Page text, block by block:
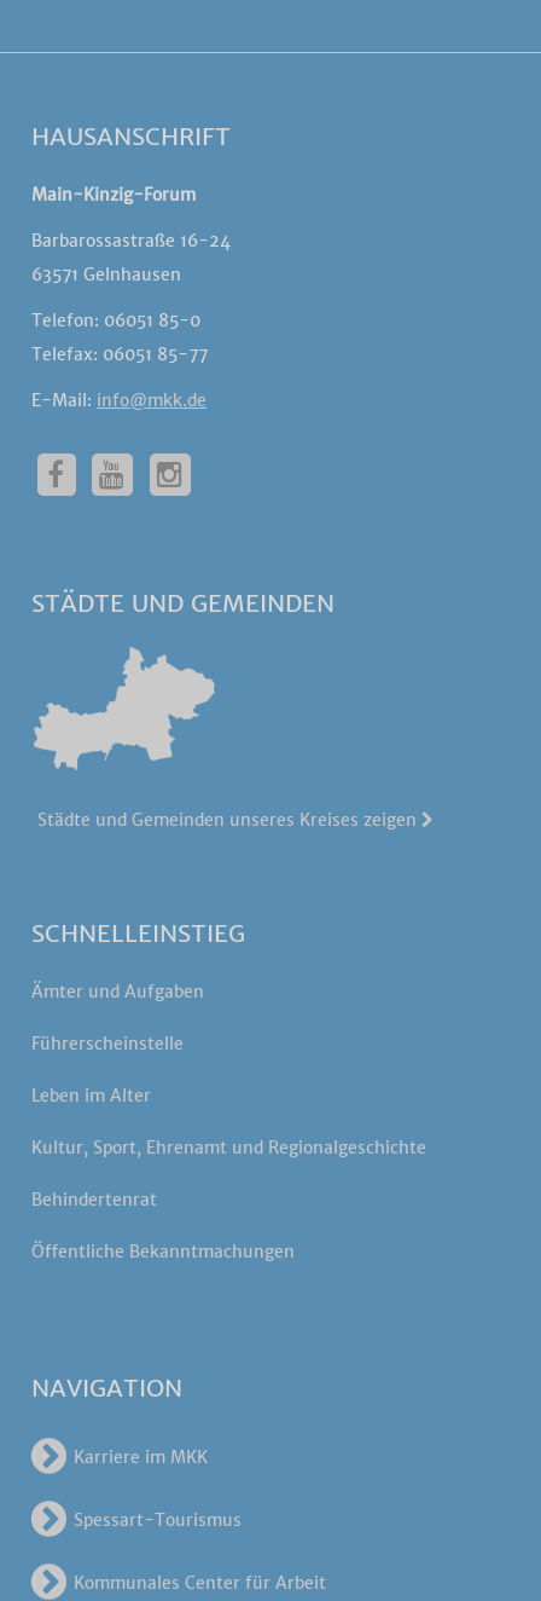
HAUSANSCHRIFT
Main-Kinzig-Forum
Barbarossastraße 16-24
63571 Gelnhausen
Telefon: 06051 85-0
Telefax: 06051 85-77
E-Mail: info@mkk.de
STÄDTE UND GEMEINDEN
Städte und Gemeinden unseres Kreises zeigen
SCHNELLEINSTIEG
Ämter und Aufgaben
Führerscheinstelle
Leben im Alter
Kultur, Sport, Ehrenamt und Regionalgeschichte
Behindertenrat
Öffentliche Bekanntmachungen
NAVIGATION
Karriere im MKK
Spessart-Tourismus
Kommunales Center für Arbeit